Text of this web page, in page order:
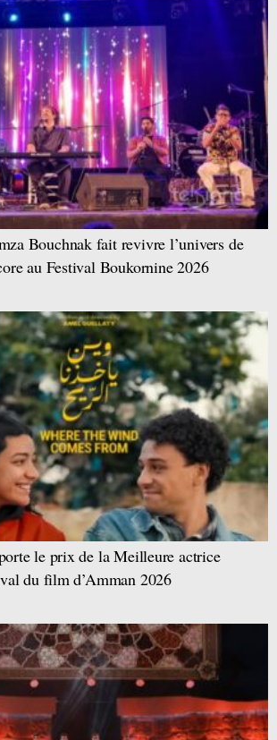
Bouchnak fait revivre l’univers de
au Festival Boukornine 2026
le prix de la Meilleure actrice
du film d’Amman 2026